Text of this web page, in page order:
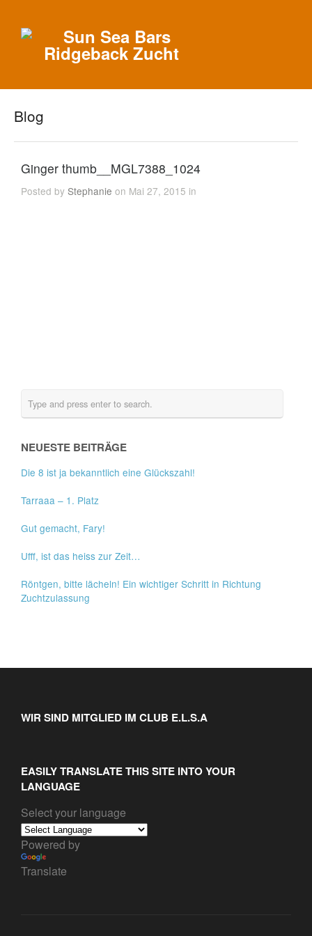
Blog
Ginger thumb__MGL7388_1024
Posted byStephanie on Mai 27, 2015 in
NEUESTE BEITRÄGE
Die 8 ist ja bekanntlich eine Glückszahl!
Tarraaa – 1. Platz
Gut gemacht, Fary!
Ufff, ist das heiss zur Zeit…
Röntgen, bitte lächeln! Ein wichtiger Schritt in Richtung
Zuchtzulassung
WIR SIND MITGLIED IM CLUB E.L.S.A
EASILY TRANSLATE THIS SITE INTO YOUR
LANGUAGE
Select your language
Powered by
Translate